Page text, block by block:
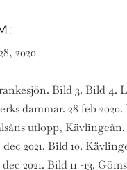
2020
Bild 3. Bild 4.
dammar. 28 feb
utlopp,
dec 2021. Bild 10.
2021. Bild 11 -13.